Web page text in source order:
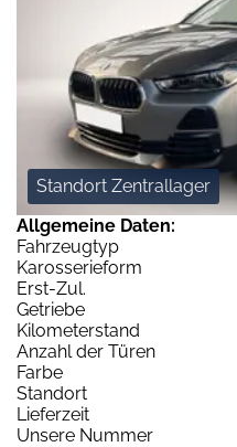
Standort Zentrallager
Allgemeine Daten:
Fahrzeugtyp
Karosserieform
Erst-Zul.
Getriebe
Kilometerstand
Anzahl der Türen
Farbe
Standort
Lieferzeit
Unsere Nummer